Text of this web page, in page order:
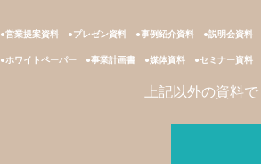
●営業提案資料 ●プレゼン資料 ●事例紹介資料 ●説明会資料
●ホワイトペーパー ●事業計画書 ●媒体資料 ●セミナー資料
上記以外の資料